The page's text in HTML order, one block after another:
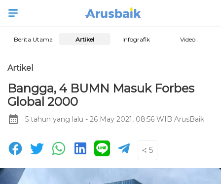
Berita Utama Artikel Infografik Video
Artikel
Bangga, 4 BUMN Masuk Forbes
Global 2000
5 tahun yang lalu - 26 May 2021, 08:56 WIB ArusBaik
5